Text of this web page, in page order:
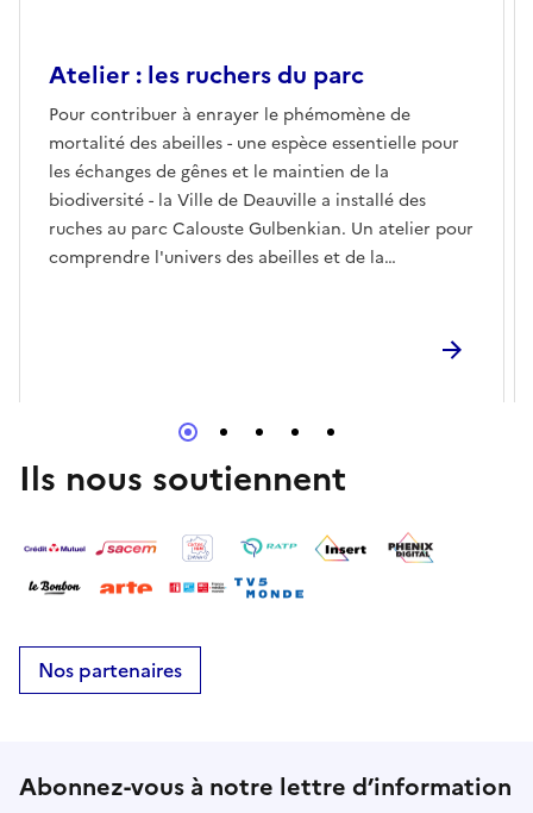
Atelier : les ruchers du parc
Pour contribuer à enrayer le phémomène de
mortalité des abeilles - une espèce essentielle pour
les échanges de gênes et le maintien de la
biodiversité - la Ville de Deauville a installé des
ruches au parc Calouste Gulbenkian. Un atelier pour
comprendre l'univers des abeilles et de la
Ils nous soutiennent
Nos partenaires
Abonnez-vous à notre lettre d’information